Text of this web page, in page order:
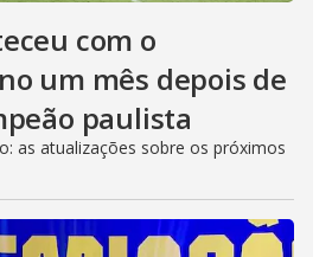
com o
um mês depois de
paulista
as atualizações sobre os próximos